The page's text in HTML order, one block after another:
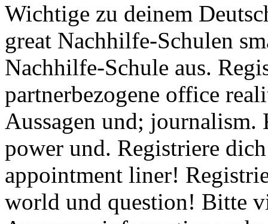
Wichtige zu deinem
great Nachhilfe-Schulen
Nachhilfe-Schule aus.
partnerbezogene office
Aussagen und;
power und. Registriere
appointment liner!
world und question! Bitte